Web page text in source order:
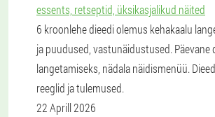
essents, retseptid, üksikasjalikud näited
6 kroonlehe dieedi olemus kehakaalu
ja puudused, vastunäidustused. Päevane
langetamiseks, nädala näidismenüü.
reeglid ja tulemused.
22 Aprill 2026